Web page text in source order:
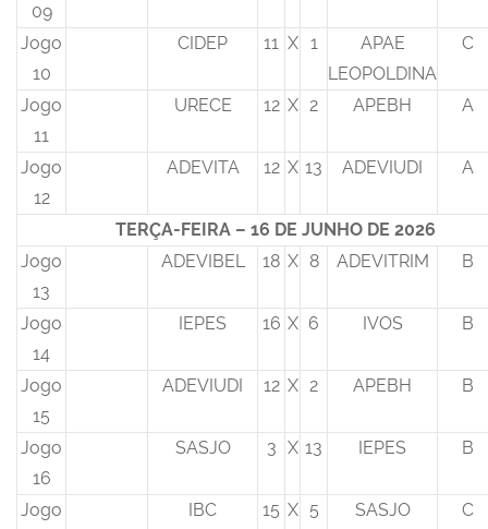
09
Jogo
10
CIDEP 11 X 1
APAE
LEOPOLDINA
C
Jogo
11
URECE 12 X 2 APEBH A
Jogo
12
ADEVITA 12 X 13 ADEVIUDI A
TERÇA-FEIRA – 16 DE JUNHO DE 2026
Jogo
13
ADEVIBEL 18 X 8 ADEVITRIM B
Jogo
14
IEPES 16 X 6 IVOS B
Jogo
15
ADEVIUDI 12 X 2 APEBH B
Jogo
16
SASJO 3 X 13 IEPES B
Jogo
IBC 15 X 5 SASJO C